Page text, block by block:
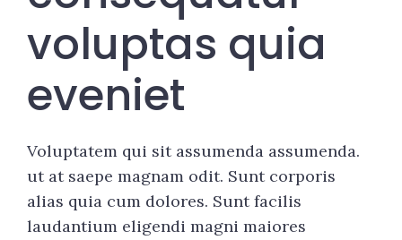
voluptas quia
eveniet
Voluptatem qui sit assumenda assumenda.
ut at saepe magnam odit. Sunt corporis
alias quia cum dolores. Sunt facilis
laudantium eligendi magni maiores